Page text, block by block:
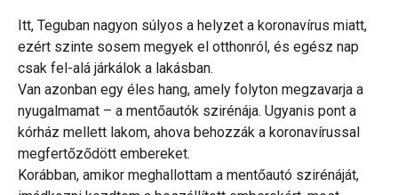
Itt, Teguban nagyon súlyos a helyzet a koronavírus miatt,
ezért szinte sosem megyek el otthonról, és egész nap
csak fel-alá járkálok a lakásban.
Van azonban egy éles hang, amely folyton megzavarja a
nyugalmamat – a mentőautók szirénája. Ugyanis pont a
kórház mellett lakom, ahova behozzák a koronavírussal
megfertőződött embereket.
Korábban, amikor meghallottam a mentőautó szirénáját,